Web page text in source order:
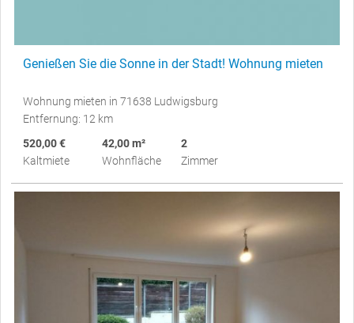
Genießen Sie die Sonne in der Stadt! Wohnung mieten
Wohnung mieten in 71638 Ludwigsburg
Entfernung: 12 km
520,00 €
Kaltmiete
42,00 m²
Wohnfläche
2
Zimmer